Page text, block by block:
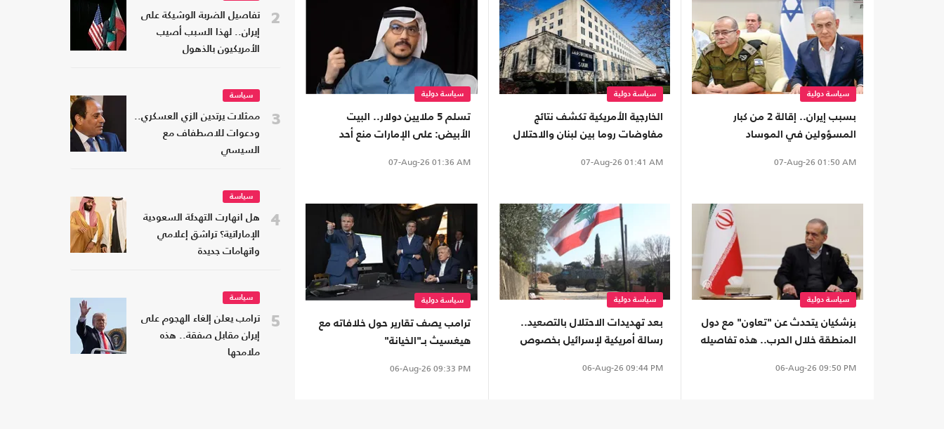
سياسة دولية
بسبب إيران.. إقالة 2 من كبار
المسؤولين في الموساد
07-Aug-26 01:50 AM
سياسة دولية
الخارجية الأمريكية تكشف نتائج
مفاوضات روما بين لبنان والاحتلال
07-Aug-26 01:41 AM
سياسة دولية
تسلم 5 ملايين دولار.. البيت
الأبيض: على الإمارات منع أحد
07-Aug-26 01:36 AM
سياسة دولية
بزشكيان يتحدث عن "تعاون" مع دول
المنطقة خلال الحرب.. هذه تفاصيله
06-Aug-26 09:50 PM
سياسة دولية
بعد تهديدات الاحتلال بالتصعيد..
رسالة أمريكية لإسرائيل بخصوص
06-Aug-26 09:44 PM
سياسة دولية
ترامب يصف تقارير حول خلافاته مع
هيغسيث بـ"الخيانة"
06-Aug-26 09:33 PM
2
تفاصيل الضربة الوشيكة على
إيران.. لهذا السبب أصيب
الأمريكيون بالذهول
3
سياسة
ممثلات يرتدين الزي العسكري..
ودعوات للاصطفاف مع
السيسي
4
سياسة
هل انهارت التهدئة السعودية
الإماراتية؟ تراشق إعلامي
واتهامات جديدة
5
سياسة
ترامب يعلن إلغاء الهجوم على
إيران مقابل صفقة.. هذه
ملامحها